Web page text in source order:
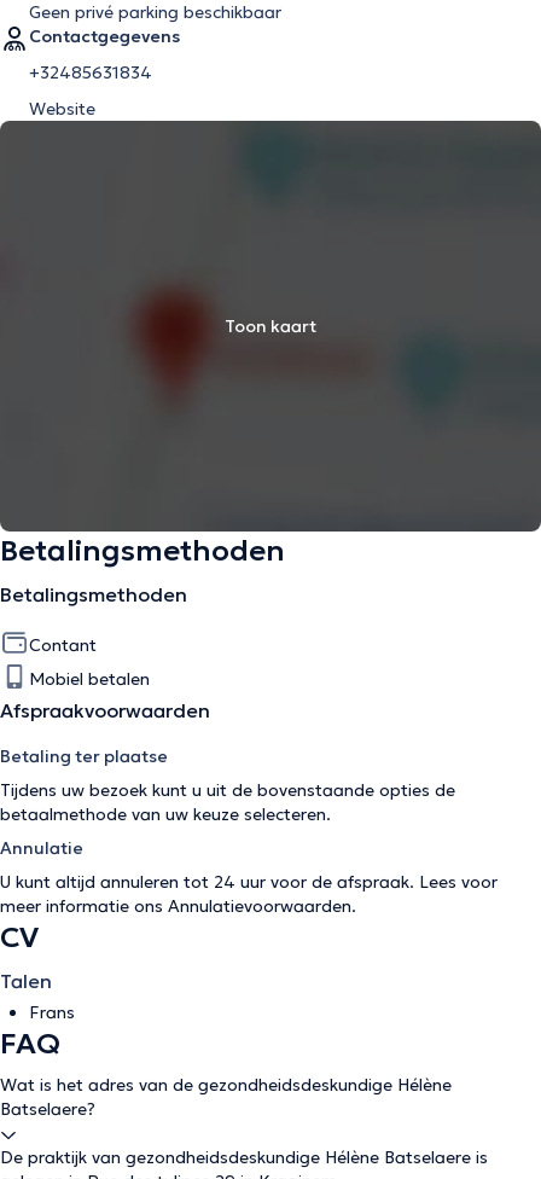
Geen privé parking beschikbaar
Contactgegevens
+32485631834
Website
Toon kaart
Betalingsmethoden
Betalingsmethoden
Contant
Mobiel betalen
Afspraakvoorwaarden
Betaling ter plaatse
Tijdens uw bezoek kunt u uit de bovenstaande opties de
betaalmethode van uw keuze selecteren.
Annulatie
U kunt altijd annuleren tot 24 uur voor de afspraak. Lees voor
meer informatie ons Annulatievoorwaarden.
CV
Talen
Frans
FAQ
Wat is het adres van de gezondheidsdeskundige Hélène
Batselaere?
De praktijk van gezondheidsdeskundige Hélène Batselaere is